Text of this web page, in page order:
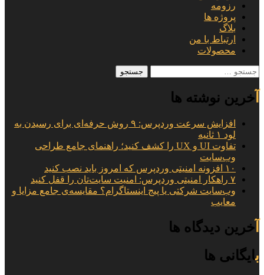
رزومه
پروژه ها
بلاگ
ارتباط با من
محصولات
جستجو
آخرین نوشته ها
افزایش سرعت وردپرس: ۹ روش حرفه‌ای برای رسیدن به
لود ۱ ثانیه
تفاوت UI و UX را کشف کنید؛ راهنمای جامع طراحی
وب‌سایت
۱۰ افزونه امنیتی وردپرس که امروز باید نصب کنید
۷ راهکار امنیتی وردپرس: امنیت سایت‌تان را قفل کنید
وب‌سایت شرکتی یا پیج اینستاگرام؟ مقایسه‌ی جامع مزایا و
معایب
آخرین دیدگاه ها
بایگانی ها